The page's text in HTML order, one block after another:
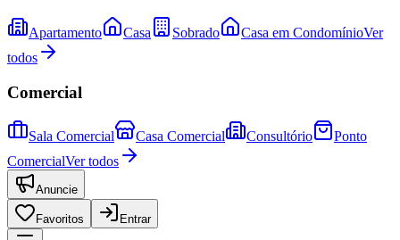
Apartamento Casa Sobrado Casa em CondomínioVer
todos
Comercial
Sala Comercial Casa Comercial Consultório
Ponto
ComercialVer todos
Anuncie
Favoritos Entrar